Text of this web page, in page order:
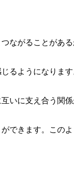
ながることがあ
るようになります
いに支え合う関
できます。この